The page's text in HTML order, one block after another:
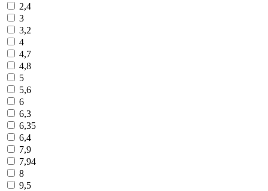
2,4
3
3,2
4
4,7
4,8
5
5,6
6
6,3
6,35
6,4
7,9
7,94
8
9,5